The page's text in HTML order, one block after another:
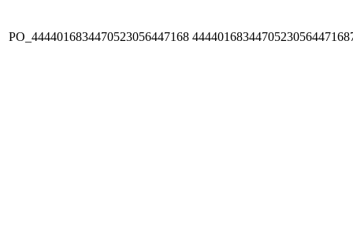
PO_4444016834470523056447168